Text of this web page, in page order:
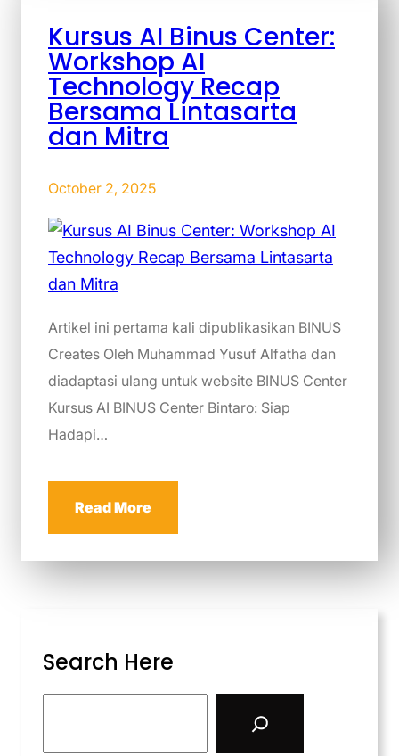
Kursus AI Binus Center:
Workshop AI
Technology Recap
Bersama Lintasarta
dan Mitra
October 2, 2025
Artikel ini pertama kali dipublikasikan BINUS
Creates Oleh Muhammad Yusuf Alfatha dan
diadaptasi ulang untuk website BINUS Center
Kursus AI BINUS Center Bintaro: Siap
Hadapi…
Read More
Search Here